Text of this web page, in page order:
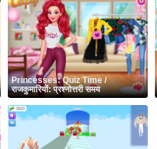
Princesses: Quiz Time /
राजकुमारियों: प्रश्नोत्तरी समय